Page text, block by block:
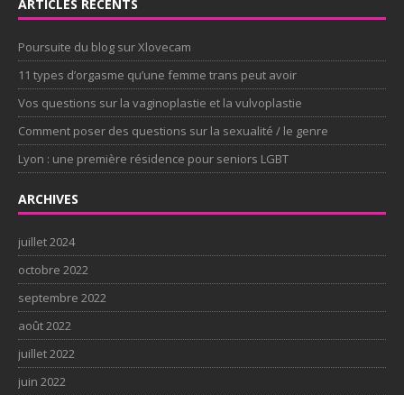
ARTICLES RÉCENTS
Poursuite du blog sur Xlovecam
11 types d’orgasme qu’une femme trans peut avoir
Vos questions sur la vaginoplastie et la vulvoplastie
Comment poser des questions sur la sexualité / le genre
Lyon : une première résidence pour seniors LGBT
ARCHIVES
juillet 2024
octobre 2022
septembre 2022
août 2022
juillet 2022
juin 2022